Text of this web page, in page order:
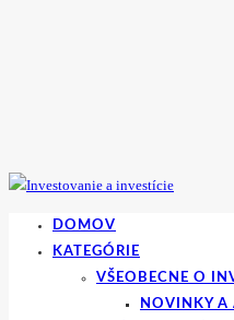
DOMOV
KATEGÓRIE
VŠEOBECNE O
NOVINKY A